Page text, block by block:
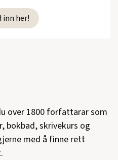
inn her!
over 1800 forfattarar som
bokbad, skrivekurs og
med å finne rett